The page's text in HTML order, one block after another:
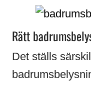
Rätt
Det ställs